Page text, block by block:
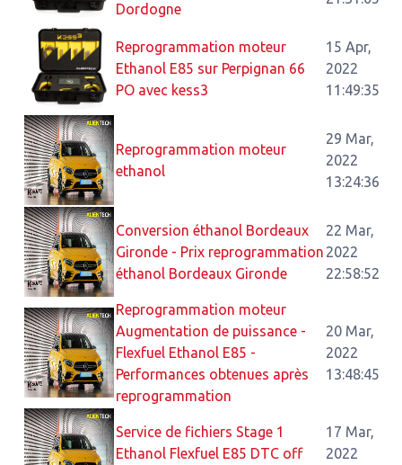
Dordogne
Reprogrammation moteur
Ethanol E85 sur Perpignan 66
PO avec kess3
15 Apr,
2022
11:49:35
Reprogrammation moteur
ethanol
29 Mar,
2022
13:24:36
Conversion éthanol Bordeaux
Gironde - Prix reprogrammation
éthanol Bordeaux Gironde
22 Mar,
2022
22:58:52
Reprogrammation moteur
Augmentation de puissance -
Flexfuel Ethanol E85 -
Performances obtenues après
reprogrammation
20 Mar,
2022
13:48:45
Service de fichiers Stage 1
Ethanol Flexfuel E85 DTC off
17 Mar,
2022